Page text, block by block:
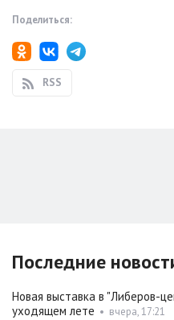
Поделиться:
RSS
Последние
Новая выставка в "Либеров-
уходящем лете • вчера, 17:21